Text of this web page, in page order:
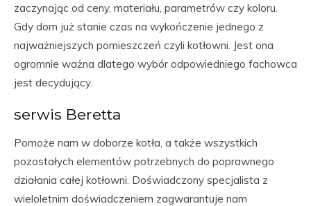
zaczynając od ceny, materiału, parametrów czy koloru.
Gdy dom już stanie czas na wykończenie jednego z
najważniejszych pomieszczeń czyli kotłowni. Jest ona
ogromnie ważna dlatego wybór odpowiedniego fachowca
jest decydujący.
serwis Beretta
Pomoże nam w doborze kotła, a także wszystkich
pozostałych elementów potrzebnych do poprawnego
działania całej kotłowni. Doświadczony specjalista z
wieloletnim doświadczeniem zagwarantuje nam